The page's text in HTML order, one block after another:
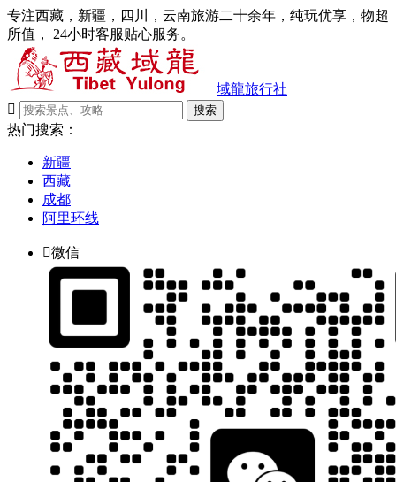
专注西藏，新疆，四川，云南旅游二十余年，纯玩优享，物超
所值， 24小时客服贴心服务。
域龍旅行社

搜索
热门搜索：
新疆
西藏
成都
阿里环线
微信